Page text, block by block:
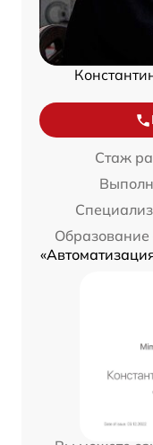
Стаж
Образование